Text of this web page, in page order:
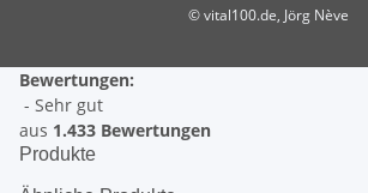
© vital100.de, Jörg Nève
Bewertungen:
- Sehr gut
aus 1.433 Bewertungen
Produkte